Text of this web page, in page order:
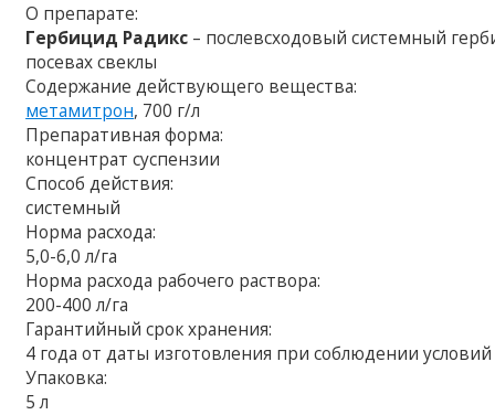
О препарате:
Гербицид Радикс – послевсходовый системный
посевах свеклы
Содержание действующего вещества:
метамитрон, 700 г/л
Препаративная форма:
концентрат суспензии
Способ действия:
системный
Норма расхода:
5,0-6,0 л/га
Норма расхода рабочего раствора:
200-400 л/га
Гарантийный срок хранения:
4 года от даты изготовления при соблюдении
Упаковка:
5 л